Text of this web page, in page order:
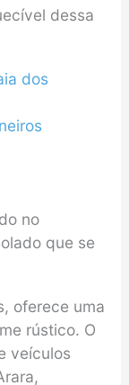
dessa
dos
no
que se
oferece uma
rústico. O
veículos